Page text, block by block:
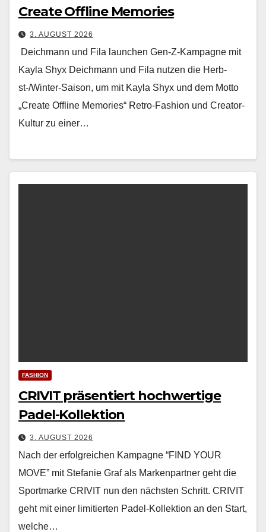
Create Offline Memories
3. AUGUST 2026
Deichmann und Fila launchen Gen-Z-Kampagne mit
Kayla Shyx Deich­mann und Fila nutzen die Herb­
st-/Win­ter-Sai­son, um mit Kay­la Shyx und dem Mot­to
„Cre­ate Offline Mem­o­ries“ Retro-Fash­ion und Cre­ator-
Kul­tur zu ein­er…
FASHION
CRIVIT präsentiert hochwertige
Padel-Kollektion
3. AUGUST 2026
Nach der erfol­gre­ichen Kam­pagne “FIND YOUR
MOVE” mit Ste­fanie Graf als Marken­part­ner geht die
Sport­marke CRIVIT nun den näch­sten Schritt. CRIVIT
geht mit ein­er lim­i­tierten Padel-Kollek­tion an den Start,
welche…